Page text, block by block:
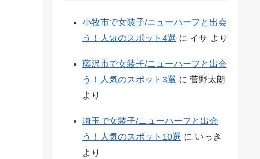
小牧市で女装子/ニューハーフと出会
う！人気のスポット4選 に イサ より
藤沢市で女装子/ニューハーフと出会
う！人気のスポット3選 に 菅野太朗
より
埼玉で女装子/ニューハーフと出会
う！人気のスポット10選 に いっき
より